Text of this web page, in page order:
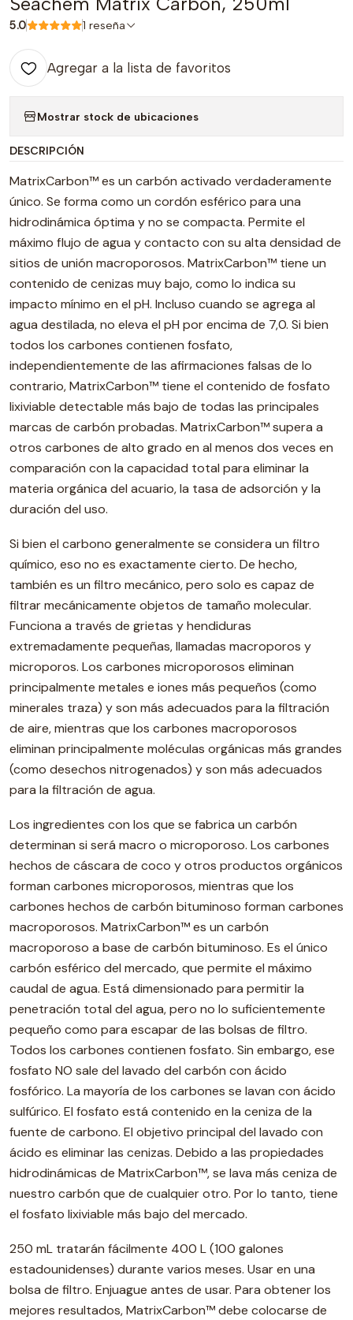
5.0 1 reseña
Agregar a la lista de favoritos
Mostrar stock de ubicaciones
DESCRIPCIÓN
MatrixCarbon™ es un carbón activado verdaderamente
único. Se forma como un cordón esférico para una
hidrodinámica óptima y no se compacta. Permite el
máximo flujo de agua y contacto con su alta densidad de
sitios de unión macroporosos. MatrixCarbon™ tiene un
contenido de cenizas muy bajo, como lo indica su
impacto mínimo en el pH. Incluso cuando se agrega al
agua destilada, no eleva el pH por encima de 7,0. Si bien
todos los carbones contienen fosfato,
independientemente de las afirmaciones falsas de lo
contrario, MatrixCarbon™ tiene el contenido de fosfato
lixiviable detectable más bajo de todas las principales
marcas de carbón probadas. MatrixCarbon™ supera a
otros carbones de alto grado en al menos dos veces en
comparación con la capacidad total para eliminar la
materia orgánica del acuario, la tasa de adsorción y la
duración del uso.
Si bien el carbono generalmente se considera un filtro
químico, eso no es exactamente cierto. De hecho,
también es un filtro mecánico, pero solo es capaz de
filtrar mecánicamente objetos de tamaño molecular.
Funciona a través de grietas y hendiduras
extremadamente pequeñas, llamadas macroporos y
microporos. Los carbones microporosos eliminan
principalmente metales e iones más pequeños (como
minerales traza) y son más adecuados para la filtración
de aire, mientras que los carbones macroporosos
eliminan principalmente moléculas orgánicas más grandes
(como desechos nitrogenados) y son más adecuados
para la filtración de agua.
Los ingredientes con los que se fabrica un carbón
determinan si será macro o microporoso. Los carbones
hechos de cáscara de coco y otros productos orgánicos
forman carbones microporosos, mientras que los
carbones hechos de carbón bituminoso forman carbones
macroporosos. MatrixCarbon™ es un carbón
macroporoso a base de carbón bituminoso. Es el único
carbón esférico del mercado, que permite el máximo
caudal de agua. Está dimensionado para permitir la
penetración total del agua, pero no lo suficientemente
pequeño como para escapar de las bolsas de filtro.
Todos los carbones contienen fosfato. Sin embargo, ese
fosfato NO sale del lavado del carbón con ácido
fosfórico. La mayoría de los carbones se lavan con ácido
sulfúrico. El fosfato está contenido en la ceniza de la
fuente de carbono. El objetivo principal del lavado con
ácido es eliminar las cenizas. Debido a las propiedades
hidrodinámicas de MatrixCarbon™, se lava más ceniza de
nuestro carbón que de cualquier otro. Por lo tanto, tiene
el fosfato lixiviable más bajo del mercado.
250 mL tratarán fácilmente 400 L (100 galones
estadounidenses) durante varios meses. Usar en una
bolsa de filtro. Enjuague antes de usar. Para obtener los
mejores resultados, MatrixCarbon™ debe colocarse de